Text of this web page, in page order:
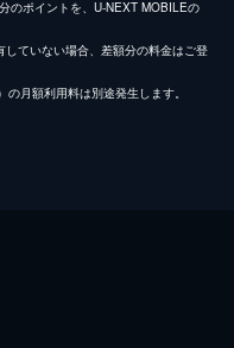
のポイントを、U-NEXT MOBILEの
ていない場合、差額分の料金はご登
月額利用料は別途発生します。